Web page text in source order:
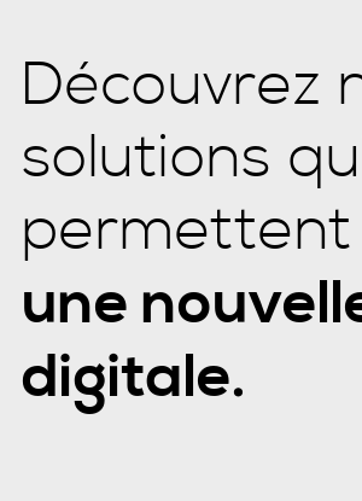
Découvrez
solutions
une
digitale.